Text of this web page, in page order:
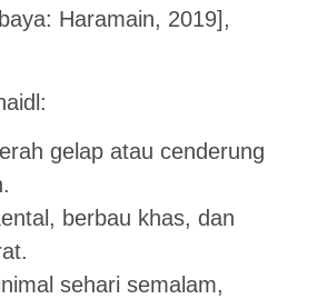
Haramain, 2019],
gelap atau cenderung
berbau khas, dan
sehari semalam,